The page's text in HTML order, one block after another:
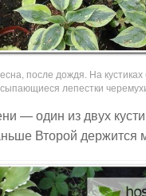
после дождя. На
лепестки
— один из двух
Второй держится